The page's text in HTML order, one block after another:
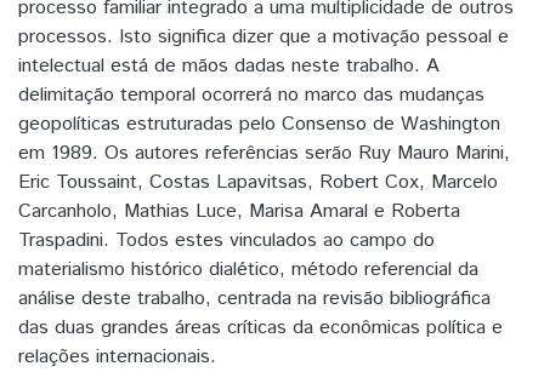
processo familiar integrado a uma multiplicidade de outros
processos. Isto significa dizer que a motivação pessoal e
intelectual está de mãos dadas neste trabalho. A
delimitação temporal ocorrerá no marco das mudanças
geopolíticas estruturadas pelo Consenso de Washington
em 1989. Os autores referências serão Ruy Mauro Marini,
Eric Toussaint, Costas Lapavitsas, Robert Cox, Marcelo
Carcanholo, Mathias Luce, Marisa Amaral e Roberta
Traspadini. Todos estes vinculados ao campo do
materialismo histórico dialético, método referencial da
análise deste trabalho, centrada na revisão bibliográfica
das duas grandes áreas críticas da econômicas política e
relações internacionais.